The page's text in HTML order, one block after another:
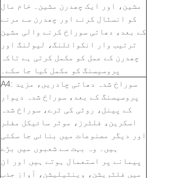
مشین، اور ایک چھدرن مشین۔ خام مال
کو انسٹال کرنے اور چھدرن سے مرنے
کے بعد، دھاتی سوراخ کرنے والی مشین
ترتیب وار انکوائلنگ، لیولنگ اور
چھدرن کے عمل کو مکمل کرتی ہے تاکہ
پروسیسنگ کو مکمل کیا جا سکے۔
A4: سوراخ شدہ دھاتی چادریں، مزید
پروسیسنگ کے بعد، سوراخ شدہ دیوار
کے پینل، روٹی کی ٹرے، سوراخ شدہ
اسکرین، فلٹرز، موٹر سائیکل مفلر
اور دیگر مصنوعات میں بنائی جا سکتی
ہیں۔ وہ بہت سے شعبوں میں بڑے
پیمانے پر استعمال ہوتے ہیں اور ان
میں فلٹریشن، وینٹیلیشن، آواز جذب